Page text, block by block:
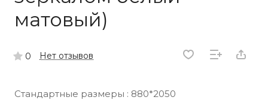
матовый)
0 Нет отзывов
Стандартные размеры : 880*2050